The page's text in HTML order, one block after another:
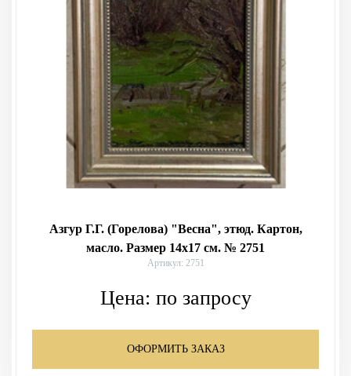
Азгур Г.Г. (Горелова) "Весна", этюд. Картон,
масло. Размер 14х17 см. № 2751
Артикул: 2751
Цена: по запросу
ОФОРМИТЬ ЗАКАЗ